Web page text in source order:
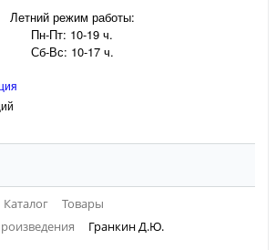
Летний режим работы:
Пн-Пт: 10-19 ч.
Сб-Вс: 10-17 ч.
Каталог
Товары
Гранкин Д.Ю.